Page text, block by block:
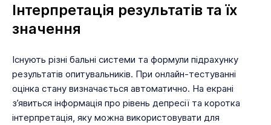
Інтерпретація результатів та їх
значення
Існують різні бальні системи та формули підрахунку
результатів опитувальників. При онлайн-тестуванні
оцінка стану визначається автоматично. На екрані
з’явиться інформація про рівень депресії та коротка
інтерпретація, яку можна використовувати для